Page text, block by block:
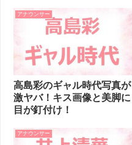
アナウンサー
高島彩のギャル時代写真が
激ヤバ！キス画像と美脚に
目が釘付け！
アナウンサー